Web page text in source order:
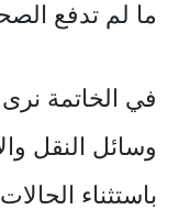
ما لم تدفع
في الخاتمة
وسائل النقل
باستثناء